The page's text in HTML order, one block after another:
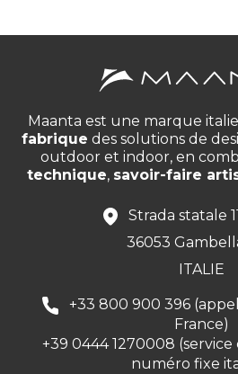
Maanta est une marque
fabrique des solutions de
outdoor et indoor, en
technique, savoir-faire
Strada statale
36053
ITALIE
+33 800 900 396
France)
+39 0444 1270008
numéro fixe